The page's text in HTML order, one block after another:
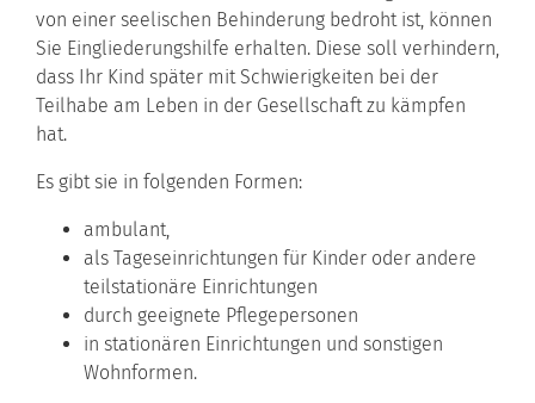
von einer seelischen Behinderung bedroht ist, können
Sie Eingliederungshilfe erhalten. Diese soll verhindern,
dass Ihr Kind später mit Schwierigkeiten bei der
Teilhabe am Leben in der Gesellschaft zu kämpfen
hat.
Es gibt sie in folgenden Formen:
ambulant,
als Tageseinrichtungen für Kinder oder andere
teilstationäre Einrichtungen
durch geeignete Pflegepersonen
in stationären Einrichtungen und sonstigen
Wohnformen.